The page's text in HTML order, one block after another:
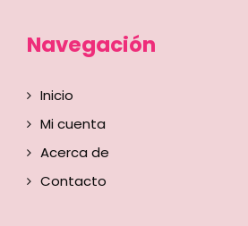
Navegación
Inicio
Mi cuenta
Acerca de
Contacto